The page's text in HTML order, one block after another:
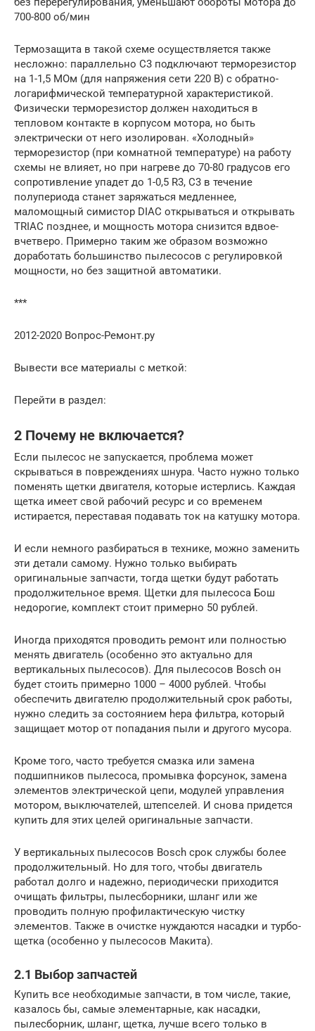
700-800 об/мин
Термозащита в такой схеме осуществляется также
несложно: параллельно C3 подключают терморезистор
на 1-1,5 МОм (для напряжения сети 220 В) с обратно-
логарифмической температурной характеристикой.
Физически терморезистор должен находиться в
тепловом контакте в корпусом мотора, но быть
электрически от него изолирован. «Холодный»
терморезистор (при комнатной температуре) на работу
схемы не влияет, но при нагреве до 70-80 градусов его
сопротивление упадет до 1-0,5 R3, C3 в течение
полупериода станет заряжаться медленнее,
маломощный симистор DIAC открываться и открывать
TRIAC позднее, и мощность мотора снизится вдвое-
вчетверо. Примерно таким же образом возможно
доработать большинство пылесосов с регулировкой
мощности, но без защитной автоматики.
***
2012-2020 Вопрос-Ремонт.ру
Вывести все материалы с меткой:
Перейти в раздел:
2 Почему не включается?
Если пылесос не запускается, проблема может
скрываться в повреждениях шнура. Часто нужно только
поменять щетки двигателя, которые истерлись. Каждая
щетка имеет свой рабочий ресурс и со временем
истирается, переставая подавать ток на катушку мотора.
И если немного разбираться в технике, можно заменить
эти детали самому. Нужно только выбирать
оригинальные запчасти, тогда щетки будут работать
продолжительное время. Щетки для пылесоса Бош
недорогие, комплект стоит примерно 50 рублей.
Иногда приходятся проводить ремонт или полностью
менять двигатель (особенно это актуально для
вертикальных пылесосов). Для пылесосов Bosch он
будет стоить примерно 1000 – 4000 рублей. Чтобы
обеспечить двигателю продолжительный срок работы,
нужно следить за состоянием hepa фильтра, который
защищает мотор от попадания пыли и другого мусора.
Кроме того, часто требуется смазка или замена
подшипников пылесоса, промывка форсунок, замена
элементов электрической цепи, модулей управления
мотором, выключателей, штепселей. И снова придется
купить для этих целей оригинальные запчасти.
У вертикальных пылесосов Bosch срок службы более
продолжительный. Но для того, чтобы двигатель
работал долго и надежно, периодически приходится
очищать фильтры, пылесборники, шланг или же
проводить полную профилактическую чистку
элементов. Также в очистке нуждаются насадки и турбо-
щетка (особенно у пылесосов Макита).
2.1 Выбор запчастей
Купить все необходимые запчасти, в том числе, такие,
казалось бы, самые элементарные, как насадки,
пылесборник, шланг, щетка, лучше всего только в